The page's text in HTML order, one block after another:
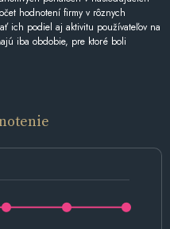
hodnotení firmy v rôznych
ich podiel aj aktivitu používateľov na
iba obdobie, pre ktoré boli